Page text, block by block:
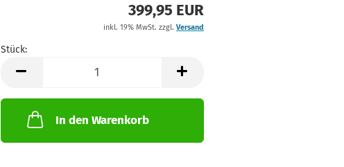
399,95 EUR
inkl. 19% MwSt. zzgl. Versand
Stück:
Stück
In den Warenkorb